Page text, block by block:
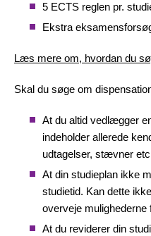
5 ECTS reglen pr.
Ekstra
Læs mere om, hvordan du
Skal du søge om
At du altid vedlægger
indeholder allerede
udtagelser, stævner
At din studieplan ikke
studietid. Kan dette
overveje mulighederne
At du reviderer din